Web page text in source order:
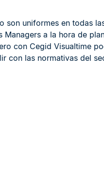
son uniformes en todas
Managers a la hora de
con Cegid Visualtime
con las normativas del